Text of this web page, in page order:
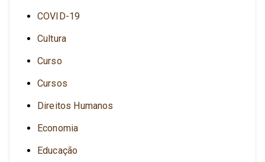
COVID-19
Cultura
Curso
Cursos
Direitos Humanos
Economia
Educação